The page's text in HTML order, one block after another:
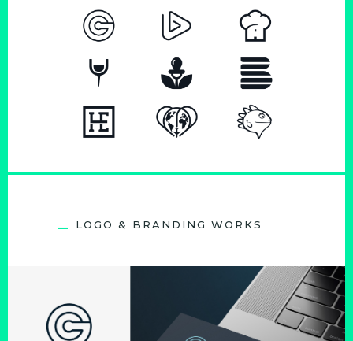
LOGO & BRANDING WORKS